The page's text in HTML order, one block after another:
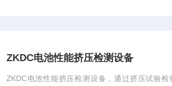
ZKDC电池性能挤压检测设备
ZKDC电池性能挤压检测设备，通过挤压试验